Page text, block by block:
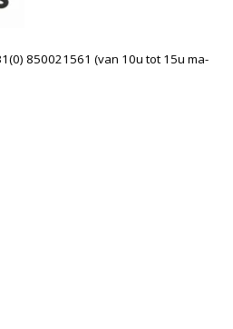
850021561 (van 10u tot 15u ma-